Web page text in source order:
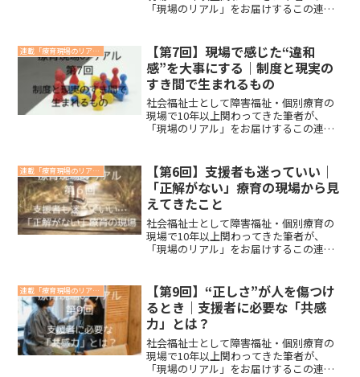
「現場のリアル」をお届けするこの連
あるものを、社会福祉士の視点から紐解
いていきます。
連載「療育現場のリアル」
【第7回】現場で感じた“違和
感”を大事にする｜制度と現実の
すき間で生まれるもの
社会福祉士として障害福祉・個別療育の
現場で10年以上関わってきた筆者が、
「現場のリアル」をお届けするこの連
て支援しているのに、どこか“しっくりこ
ない”──そんな場面に、あなたも出会っ
たことがあるのではないでしょうか。
連載「療育現場のリアル」
【第6回】支援者も迷っていい｜
「正解がない」療育の現場から見
えてきたこと
社会福祉士として障害福祉・個別療育の
現場で10年以上関わってきた筆者が、
「現場のリアル」をお届けするこの連
よかったのか？」「本当にこの関わりが
正しかったのか？」と自問自答する場面
が、何度もあります。支援者も“迷ってい
い”という視点について、実際の現場の声
を交えて考えていきます。
連載「療育現場のリアル」
【第9回】“正しさ”が人を傷つけ
るとき｜支援者に必要な「共感
力」とは？
社会福祉士として障害福祉・個別療育の
現場で10年以上関わってきた筆者が、
「現場のリアル」をお届けするこの連